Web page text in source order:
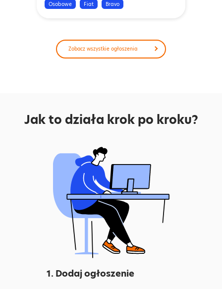
Osobowe
Fiat Bravo
Zobacz wszystkie ogłoszenia
Jak to działa krok po kroku?
1. Dodaj ogłoszenie